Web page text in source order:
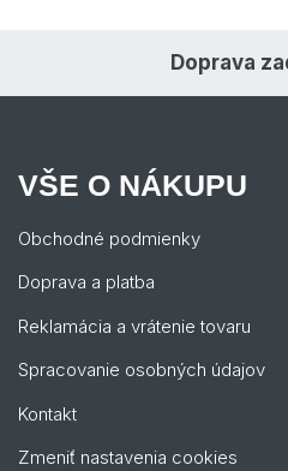
Doprava
VŠE O NÁKUPU
Obchodné podmienky
Doprava a platba
Reklamácia a vrátenie tovaru
Spracovanie osobných údajov
Kontakt
Zmeniť nastavenia cookies